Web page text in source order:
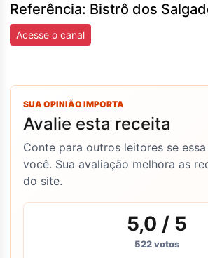
Referência: Bistrô dos
Acesse o canal
SUA OPINIÃO IMPORTA
Avalie esta receita
Conte para outros leitores se
você. Sua avaliação melhora as
do site.
5,0 / 5
522votos